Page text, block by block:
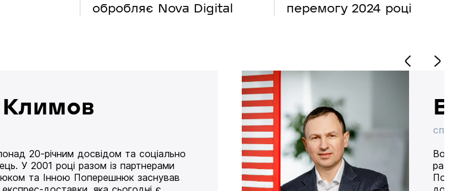
обробляє Nova Digital
перемогу 2024 році
Климов
20-річним досвідом та соціально
У 2001 році разом із партнерами
та Інною Поперешнюк заснував
разом